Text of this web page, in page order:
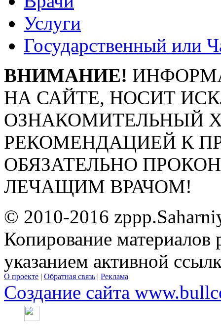
Услуги
Государственный или
ВНИМАНИЕ!
НА САЙТЕ, НОСИТ
ОЗНАКОМИТЕЛЬНЫЙ
РЕКОМЕНДАЦИЕЙ К
ОБЯЗАТЕЛЬНО
ЛЕЧАЩИМ ВРАЧОМ!
© 2010-2016
Копирование материалов
указанием активной
О проекте | Обратная связь | Реклама
Создание сайта